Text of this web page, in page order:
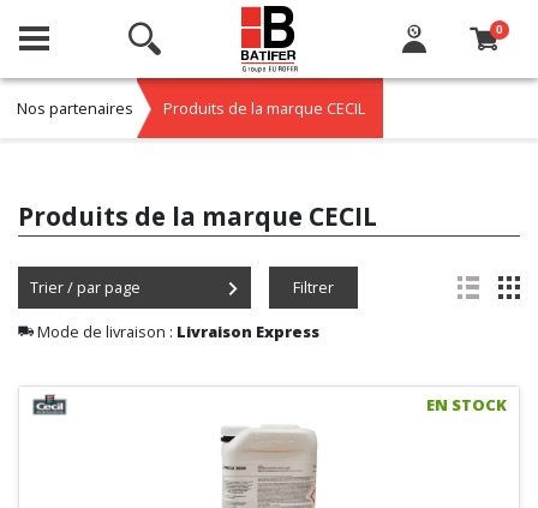
0
Nos partenaires Produits de la marque CECIL
Produits de la marque CECIL
Trier / par page Filtrer
Mode de livraison : Livraison Express
EN STOCK